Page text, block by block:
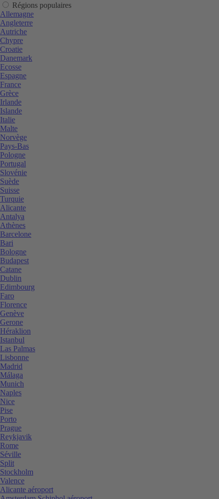
Régions populaires
Allemagne
Angleterre
Autriche
Chypre
Croatie
Danemark
Ecosse
Espagne
France
Grèce
Irlande
Islande
Italie
Malte
Norvège
Pays-Bas
Pologne
Portugal
Slovénie
Suède
Suisse
Turquie
Alicante
Antalya
Athènes
Barcelone
Bari
Bologne
Budapest
Catane
Dublin
Edimbourg
Faro
Florence
Genève
Gerone
Héraklion
Istanbul
Las Palmas
Lisbonne
Madrid
Málaga
Munich
Naples
Nice
Pise
Porto
Prague
Reykjavik
Rome
Séville
Split
Stockholm
Valence
Alicante aéroport